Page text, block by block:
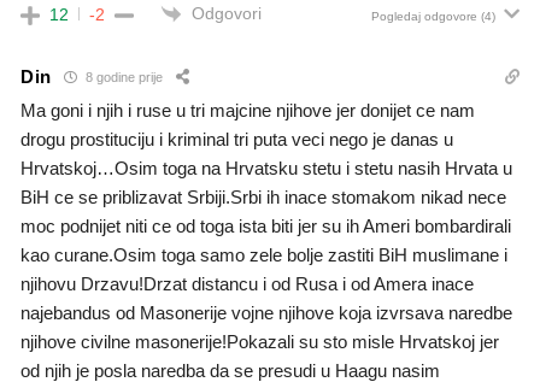
12 -2 Odgovori Pogledaj odgovore (4)
Din 8 godine prije
Ma goni i njih i ruse u tri majcine njihove jer donijet ce nam
drogu prostituciju i kriminal tri puta veci nego je danas u
Hrvatskoj…Osim toga na Hrvatsku stetu i stetu nasih Hrvata u
BiH ce se priblizavat Srbiji.Srbi ih inace stomakom nikad nece
moc podnijet niti ce od toga ista biti jer su ih Ameri bombardirali
kao curane.Osim toga samo zele bolje zastiti BiH muslimane i
njihovu Drzavu!Drzat distancu i od Rusa i od Amera inace
najebandus od Masonerije vojne njihove koja izvrsava naredbe
njihove civilne masonerije!Pokazali su sto misle Hrvatskoj jer
od njih je posla naredba da se presudi u Haagu nasim